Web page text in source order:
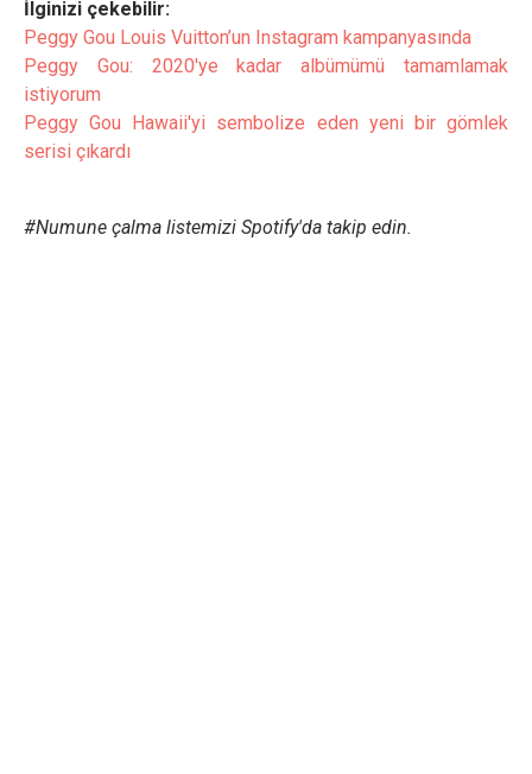
İlginizi çekebilir:
Peggy Gou Louis Vuitton’un Instagram kampanyasında
Peggy Gou: 2020'ye kadar albümümü tamamlamak
istiyorum
Peggy Gou Hawaii'yi sembolize eden yeni bir gömlek
serisi çıkardı
#Numune çalma listemizi Spotify'da takip edin.